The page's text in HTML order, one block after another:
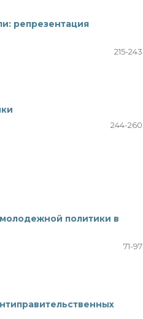
репрезентация
215-243
244-260
политики в
71-97